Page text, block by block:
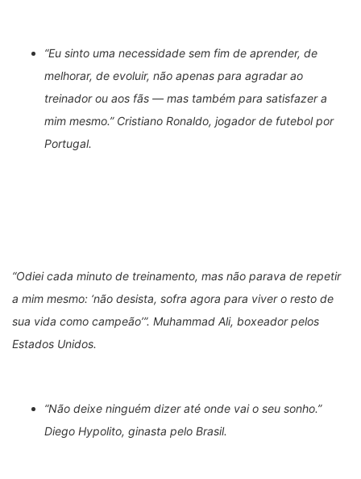
“Eu sinto uma necessidade sem fim de aprender, de
melhorar, de evoluir, não apenas para agradar ao
treinador ou aos fãs — mas também para satisfazer a
mim mesmo.” Cristiano Ronaldo, jogador de futebol por
Portugal.
“Odiei cada minuto de treinamento, mas não parava de repetir
a mim mesmo: ‘não desista, sofra agora para viver o resto de
sua vida como campeão’”. Muhammad Ali, boxeador pelos
Estados Unidos.
“Não deixe ninguém dizer até onde vai o seu sonho.”
Diego Hypolito, ginasta pelo Brasil.